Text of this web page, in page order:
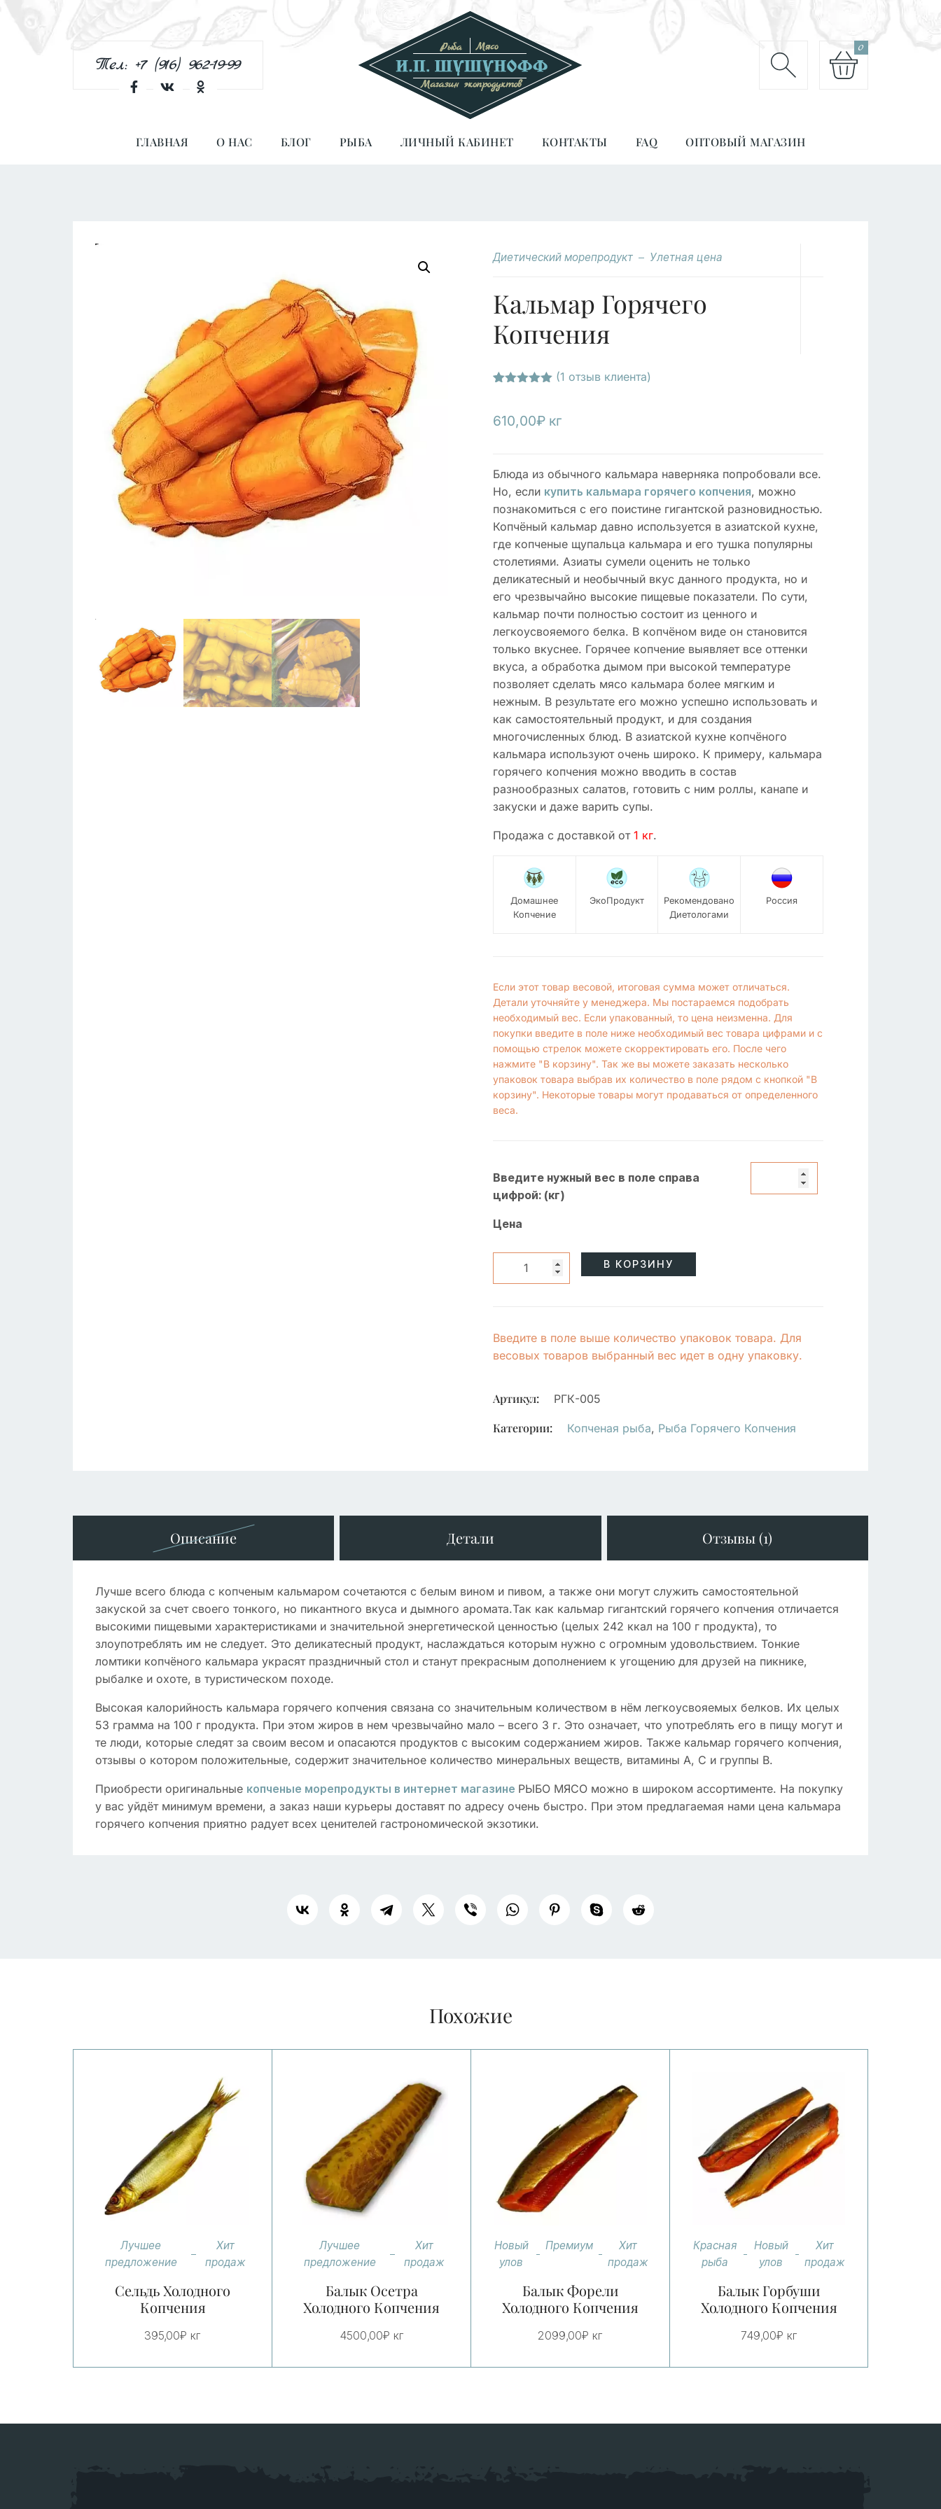
Тел: +7 (916) 962-19-99
0
ГЛАВНАЯ О НАС БЛОГ РЫБА ЛИЧНЫЙ КАБИНЕТ КОНТАКТЫ FAQ ОПТОВЫЙ МАГАЗИН
Диетический морепродукт Улетная цена
Кальмар Горячего
Копчения
на основе
опроса
(1 отзыв клиента)
610,00₽ кг
Блюда из обычного кальмара наверняка попробовали все.
Но, если купить кальмара горячего копчения, можно
познакомиться с его поистине гигантской разновидностью.
Копчёный кальмар давно используется в азиатской кухне,
где копченые щупальца кальмара и его тушка популярны
столетиями. Азиаты сумели оценить не только
деликатесный и необычный вкус данного продукта, но и
его чрезвычайно высокие пищевые показатели. По сути,
кальмар почти полностью состоит из ценного и
легкоусвояемого белка. В копчёном виде он становится
только вкуснее. Горячее копчение выявляет все оттенки
вкуса, а обработка дымом при высокой температуре
позволяет сделать мясо кальмара более мягким и
нежным. В результате его можно успешно использовать и
как самостоятельный продукт, и для создания
многочисленных блюд. В азиатской кухне копчёного
кальмара используют очень широко. К примеру, кальмара
горячего копчения можно вводить в состав
разнообразных салатов, готовить с ним роллы, канапе и
закуски и даже варить супы.
Продажа с доставкой от 1 кг.
Домашнее
Копчение
ЭкоПродукт
Рекомендовано
Диетологами
Россия
Если этот товар весовой, итоговая сумма может отличаться.
Детали уточняйте у менеджера. Мы постараемся подобрать
необходимый вес. Если упакованный, то цена неизменна. Для
покупки введите в поле ниже необходимый вес товара цифрами и с
помощью стрелок можете скорректировать его. После чего
нажмите "В корзину". Так же вы можете заказать несколько
упаковок товара выбрав их количество в поле рядом с кнопкой "В
корзину". Некоторые товары могут продаваться от определенного
веса.
Введите нужный вес в поле справа
цифрой: (кг)
Цена
В КОРЗИНУ
Введите в поле выше количество упаковок товара. Для
весовых товаров выбранный вес идет в одну упаковку.
Артикул: РГК-005
Категории: Копченая рыба, Рыба Горячего Копчения
Описание Детали Отзывы (1)
Лучше всего блюда с копченым кальмаром сочетаются с белым вином и пивом, а также они могут служить самостоятельной
закуской за счет своего тонкого, но пикантного вкуса и дымного аромата.Так как кальмар гигантский горячего копчения отличается
высокими пищевыми характеристиками и значительной энергетической ценностью (целых 242 ккал на 100 г продукта), то
злоупотреблять им не следует. Это деликатесный продукт, наслаждаться которым нужно с огромным удовольствием. Тонкие
ломтики копчёного кальмара украсят праздничный стол и станут прекрасным дополнением к угощению для друзей на пикнике,
рыбалке и охоте, в туристическом походе.
Высокая калорийность кальмара горячего копчения связана со значительным количеством в нём легкоусвояемых белков. Их целых
53 грамма на 100 г продукта. При этом жиров в нем чрезвычайно мало – всего 3 г. Это означает, что употреблять его в пищу могут и
те люди, которые следят за своим весом и опасаются продуктов с высоким содержанием жиров. Также кальмар горячего копчения,
отзывы о котором положительные, содержит значительное количество минеральных веществ, витамины А, С и группы В.
Приобрести оригинальные копченые морепродукты в интернет магазине РЫБО МЯСО можно в широком ассортименте. На покупку
у вас уйдёт минимум времени, а заказ наши курьеры доставят по адресу очень быстро. При этом предлагаемая нами цена кальмара
горячего копчения приятно радует всех ценителей гастрономической экзотики.
Похожие
Лучшее
предложение
Хит
продаж
Сельдь Холодного
Копчения
395,00₽ кг
Лучшее
предложение
Хит
продаж
Балык Осетра
Холодного Копчения
4500,00₽ кг
Новый
улов
Премиум
Хит
продаж
Балык Форели
Холодного Копчения
2099,00₽ кг
Красная
рыба
Новый
улов
Хит
продаж
Балык Горбуши
Холодного Копчения
749,00₽ кг